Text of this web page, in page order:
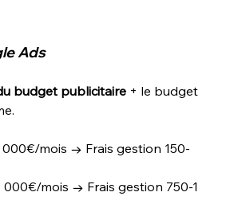
Ads
budget publicitaire + le budget